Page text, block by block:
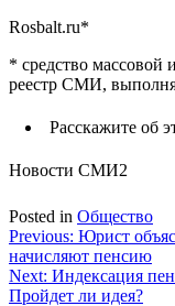
Rosbalt.ru*
* средство
реестр СМИ,
Расскажите об
Новости СМИ2
Posted in Общество
Навигация
по
записям
Previous: Юрист
начисляют пенсию
Next: Индексация
Пройдет ли идея?